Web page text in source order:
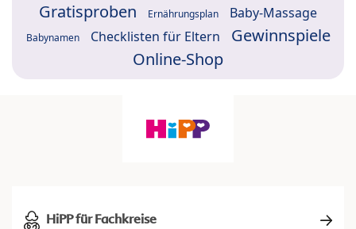
Gratisproben Ernährungsplan Baby-Massage
Babynamen Checklisten für Eltern
Gewinnspiele
Online-Shop
HiPP für Fachkreise